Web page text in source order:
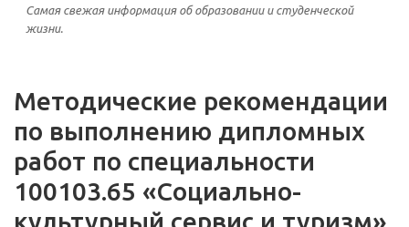
Самая свежая информация об образовании и студенческой
жизни.
Методические рекомендации
по выполнению дипломных
работ по специальности
100103.65 «Социально-
культурный сервис и туризм»